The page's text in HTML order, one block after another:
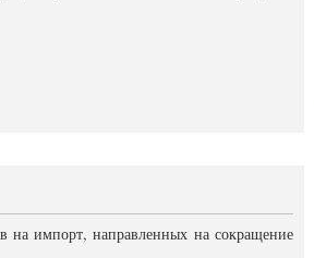
импорт, направленных на сокращение